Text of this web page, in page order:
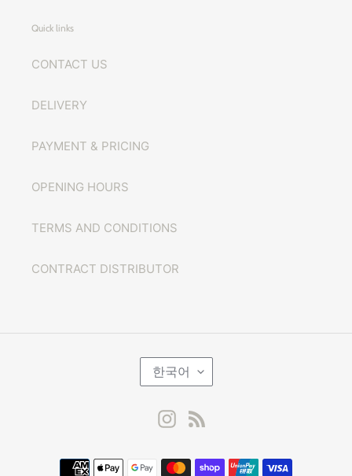
Quick links
CONTACT US
DELIVERY
PAYMENT & PRICING
OPENING HOURS
TERMS AND CONDITIONS
CONTRACT DISTRIBUTOR
언
한국어
Instagram
결